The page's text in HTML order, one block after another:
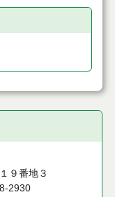
９番地３
2930